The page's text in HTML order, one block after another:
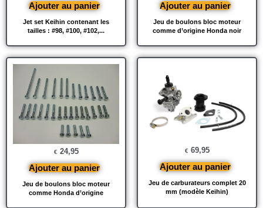
Jet set Keihin contenant les
tailles : #98, #100, #102,...
Ajouter au panier
Jeu de boulons bloc moteur
comme d’origine Honda noir
Ajouter au panier
Jeu de boulons bloc moteur
comme Honda d’origine
€ 24,95
Ajouter au panier
Jeu de carburateurs complet 20
mm (modèle Keihin)
€ 69,95
Ajouter au panier